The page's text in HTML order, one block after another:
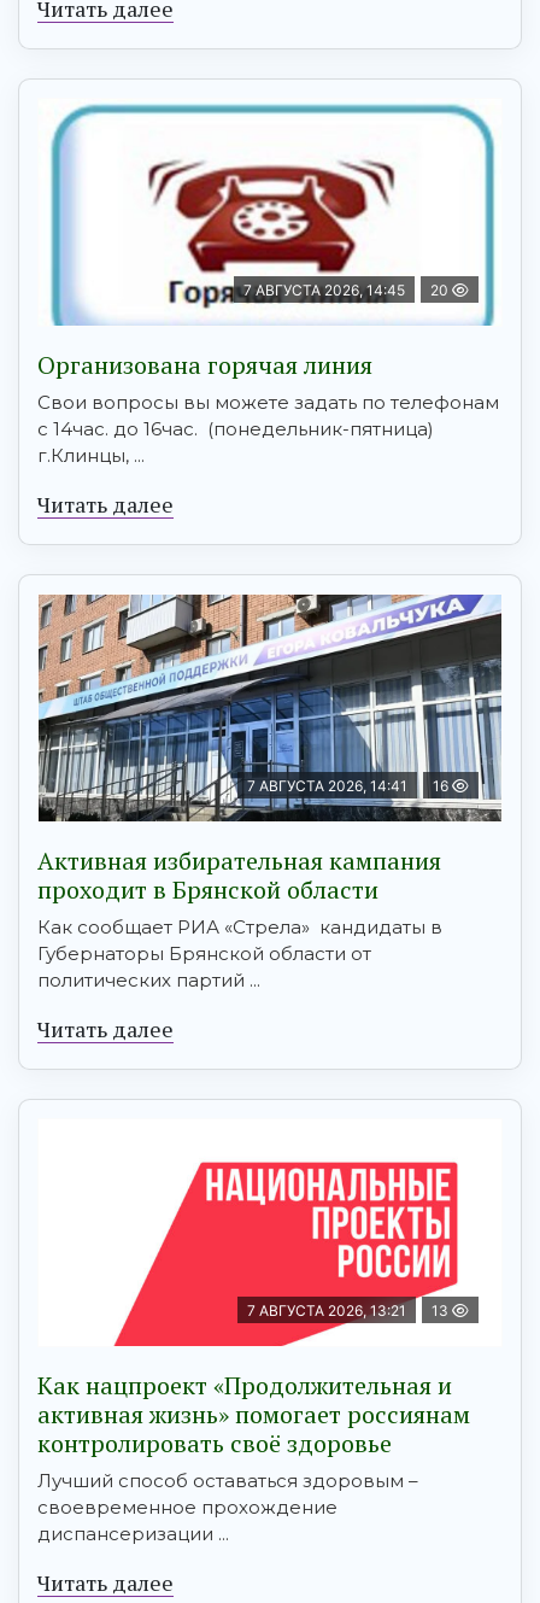
Читать далее
7 АВГУСТА 2026, 14:45 20
Организована горячая линия
Свои вопросы вы можете задать по телефонам
с 14час. до 16час. (понедельник-пятница)
г.Клинцы, ...
Читать далее
7 АВГУСТА 2026, 14:41 16
Активная избирательная кампания
проходит в Брянской области
Как сообщает РИА «Стрела» кандидаты в
Губернаторы Брянской области от
политических партий ...
Читать далее
7 АВГУСТА 2026, 13:21 13
Как нацпроект «Продолжительная и
активная жизнь» помогает россиянам
контролировать своё здоровье
Лучший способ оставаться здоровым –
своевременное прохождение
диспансеризации ...
Читать далее